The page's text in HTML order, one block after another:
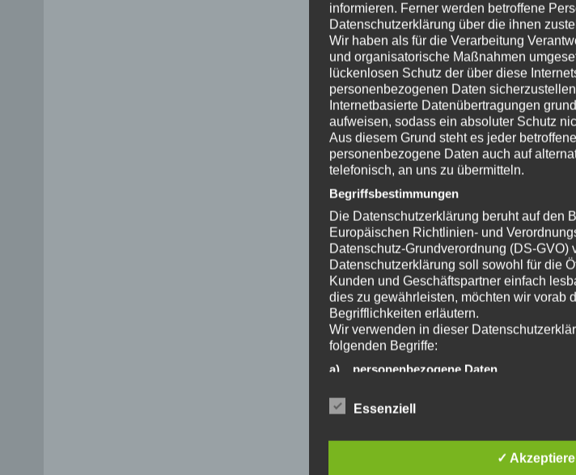
informieren. Ferner werden betroffene
Datenschutzerklärung über die ihnen
Wir haben als für die Verarbeitung
und organisatorische Maßnahmen
lückenlosen Schutz der über diese
personenbezogenen Daten
Internetbasierte Datenübertragungen
aufweisen, sodass ein absoluter Schutz
Aus diesem Grund steht es jeder
personenbezogene Daten auch auf
telefonisch, an uns zu übermitteln.
Begriffsbestimmungen
Die Datenschutzerklärung beruht auf den
Europäischen Richtlinien- und
Datenschutz-Grundverordnung (DS-GVO)
Datenschutzerklärung soll sowohl für die
Kunden und Geschäftspartner einfach
dies zu gewährleisten, möchten wir vorab
Begrifflichkeiten erläutern.
Wir verwenden in dieser
folgenden Begriffe:
a) personenbezogene Daten
identifizierte oder identifizierbare
Person angesehen, die direkt oder
Zuordnung zu einer Kennung wie einem
Essenziell
✓